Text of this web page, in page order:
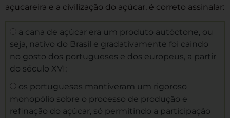
açucareira e a civilização do açúcar, é correto assinalar:
a cana de açúcar era um produto autóctone, ou
seja, nativo do Brasil e gradativamente foi caindo
no gosto dos portugueses e dos europeus, a partir
do século XVI;
os portugueses mantiveram um rigoroso
monopólio sobre o processo de produção e
refinação do açúcar, só permitindo a participação